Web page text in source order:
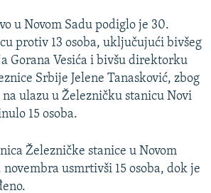
u Novom Sadu podiglo je 30.
protiv 13 osoba, uključujući bivšeg
Gorana Vesića i bivšu direktorku
Srbije Jelene Tanasković, zbog
ulazu u Železničku stanicu Novi
15 osoba.
Železničke stanice u Novom
novembra usmrtivši 15 osoba, dok je